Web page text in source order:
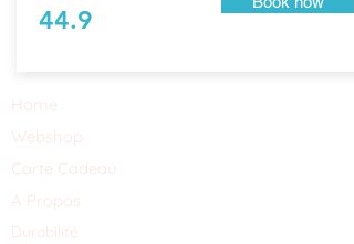
44.9
Home
Webshop
Carte Cadeau
A Propos
Durabilité